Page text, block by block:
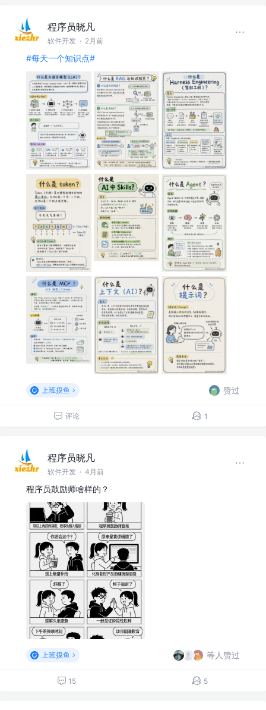
程序员晓凡
软件开发 · 2月前
#每天一个知识点#
上班摸鱼 赞过
评论 1
程序员晓凡
软件开发 · 4月前
程序员鼓励师啥样的？
上班摸鱼 等人赞过
15 5